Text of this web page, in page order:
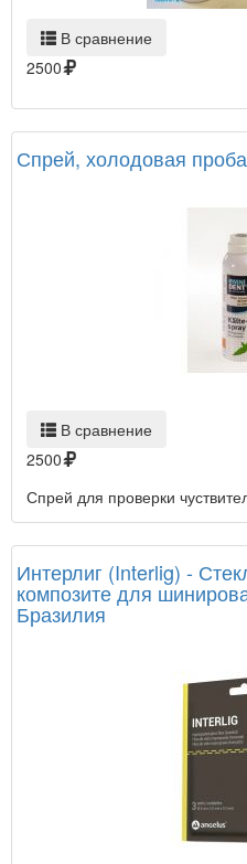
В сравнение
2500
Спрей, холодовая
В сравнение
2500
Спрей для проверки
Интерлиг (Interlig) -
композите для
Бразилия